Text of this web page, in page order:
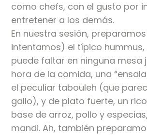
como chefs, con el gusto por
entretener a los demás.
En nuestra sesión,
intentamos) el típico hummus,
puede faltar en ninguna mesa
hora de la comida, una
el peculiar tabouleh (que
gallo), y de plato fuerte, un
base de arroz, pollo y
mandi. Ah, también